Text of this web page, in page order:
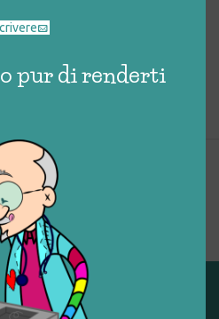
pur di renderti
di diventare un centro del riuso e